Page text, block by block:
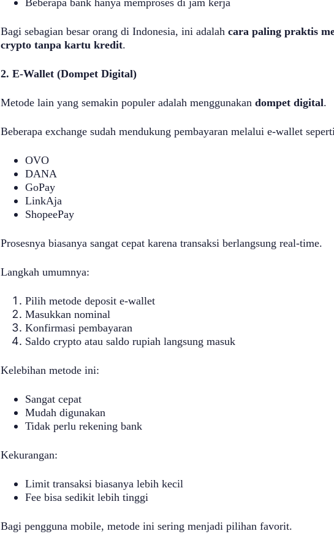
Bagi sebagian besar orang di Indonesia, ini adalah cara paling praktis
crypto tanpa kartu kredit.
2. E-Wallet (Dompet Digital)
Metode lain yang semakin populer adalah menggunakan dompet digital.
Beberapa exchange sudah mendukung pembayaran melalui e-wallet
OVO
DANA
GoPay
LinkAja
ShopeePay
Prosesnya biasanya sangat cepat karena transaksi berlangsung real-time.
Langkah umumnya:
Pilih metode deposit e-wallet
Masukkan nominal
Konfirmasi pembayaran
Saldo crypto atau saldo rupiah langsung masuk
Kelebihan metode ini:
Sangat cepat
Mudah digunakan
Tidak perlu rekening bank
Kekurangan:
Limit transaksi biasanya lebih kecil
Fee bisa sedikit lebih tinggi
Bagi pengguna mobile, metode ini sering menjadi pilihan favorit.